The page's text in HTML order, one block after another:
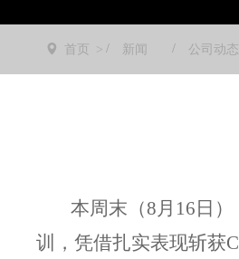
首页 新闻 公司动态
本周末（8月16日
训，凭借扎实表现斩获